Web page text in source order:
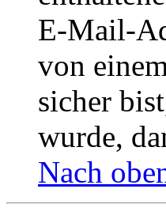
E-Mail-
von
sicher
wurde,
Nach